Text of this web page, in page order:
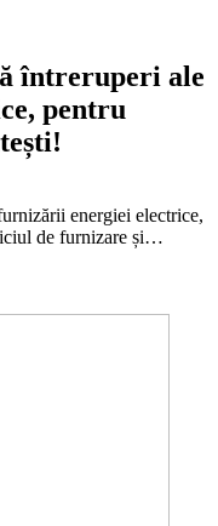
întreruperi ale
pentru
energiei electrice,
de furnizare și…